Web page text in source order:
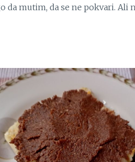
da mutim, da se ne pokvari. Ali